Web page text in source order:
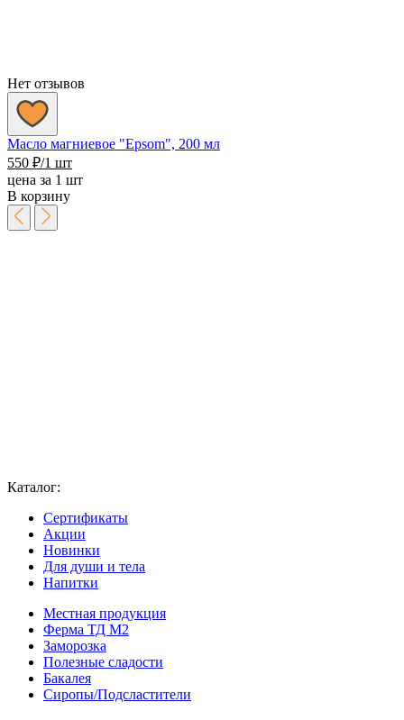
Нет отзывов
Масло магниевое "Epsom", 200 мл
550 ₽/1 шт
цена за 1 шт
В корзину
Каталог:
Сертификаты
Акции
Новинки
Для души и тела
Напитки
Местная продукция
Ферма ТД М2
Заморозка
Полезные сладости
Бакалея
Сиропы/Подсластители